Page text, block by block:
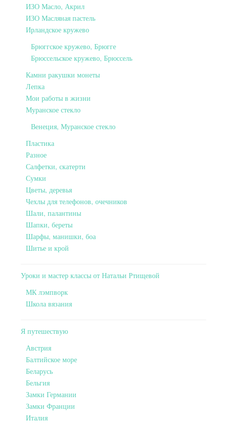
ИЗО Масло, Акрил
ИЗО Масляная пастель
Ирландское кружево
Брюггское кружево, Брюгге
Брюссельское кружево, Брюссель
Камни ракушки монеты
Лепка
Мои работы в жизни
Муранское стекло
Венеция, Муранское стекло
Пластика
Разное
Салфетки, скатерти
Сумки
Цветы, деревья
Чехлы для телефонов, очечников
Шали, палантины
Шапки, береты
Шарфы, манишки, боа
Шитье и крой
Уроки и мастер классы от Натальи Ртищевой
МК лэмпворк
Школа вязания
Я путешествую
Австрия
Балтийское море
Беларусь
Бельгия
Замки Германии
Замки Франции
Италия